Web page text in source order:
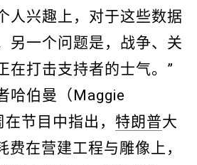
人兴趣上，对于这些数据
另一个问题是，战争、关
在打击支持者的士气。”
哈伯曼（Maggie
节目中指出， 特朗普大
费在营建工程与雕像上，